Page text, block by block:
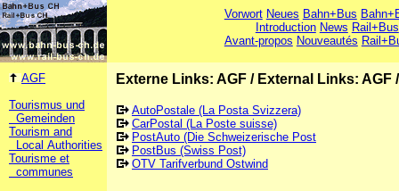
Vorwort Neues Bahn+Bus
Introduction News Rail+Bus
Avant-propos Nouveautés
AGF
Tourismus und
Gemeinden
Tourism and
Local Authorities
Tourisme et
communes
Externe Links: AGF / External Links: AGF
AutoPostale (La Posta Svizzera)
CarPostal (La Poste suisse)
PostAuto (Die Schweizerische Post
PostBus (Swiss Post)
OTV Tarifverbund Ostwind